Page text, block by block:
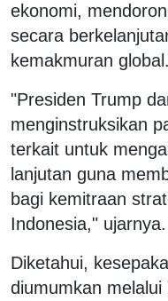
ekonomi,
secara
kemakmuran global.
"Presiden Trump
menginstruksikan
terkait untuk
lanjutan guna
bagi kemitraan
Indonesia," ujarnya.
Diketahui,
diumumkan